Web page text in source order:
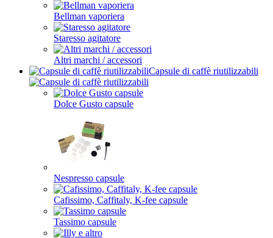
Bellman vaporiera
Staresso agitatore
Altri marchi / accessori
Capsule di caffè riutilizzabili
Dolce Gusto capsule
Nespresso capsule
Cafissimo, Caffitaly, K-fee capsule
Tassimo capsule